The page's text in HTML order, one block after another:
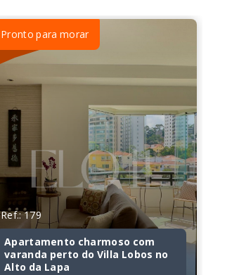
Pronto para morar
Ref.: 179
Apartamento charmoso com
varanda perto do Villa Lobos no
Alto da Lapa